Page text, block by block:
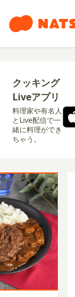
クッキング
Liveアプリ
料理家や有名人
とLive配信で一
緒に料理ができ
ちゃう。